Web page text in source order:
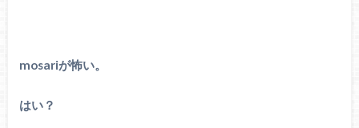
mosariが怖い。
はい？